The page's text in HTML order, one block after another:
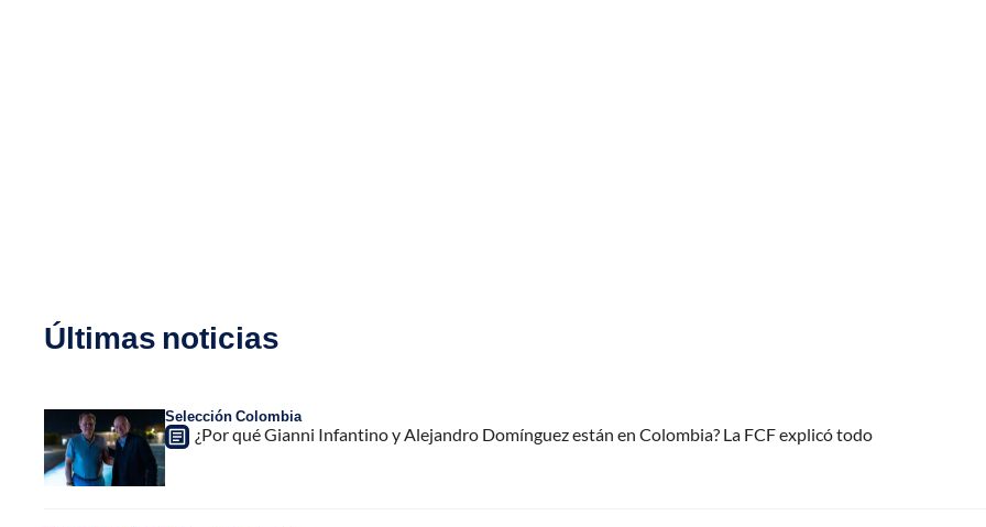
Últimas noticias
Selección Colombia
¿Por qué Gianni Infantino y Alejandro Domínguez están en Colombia? La FCF explicó todo